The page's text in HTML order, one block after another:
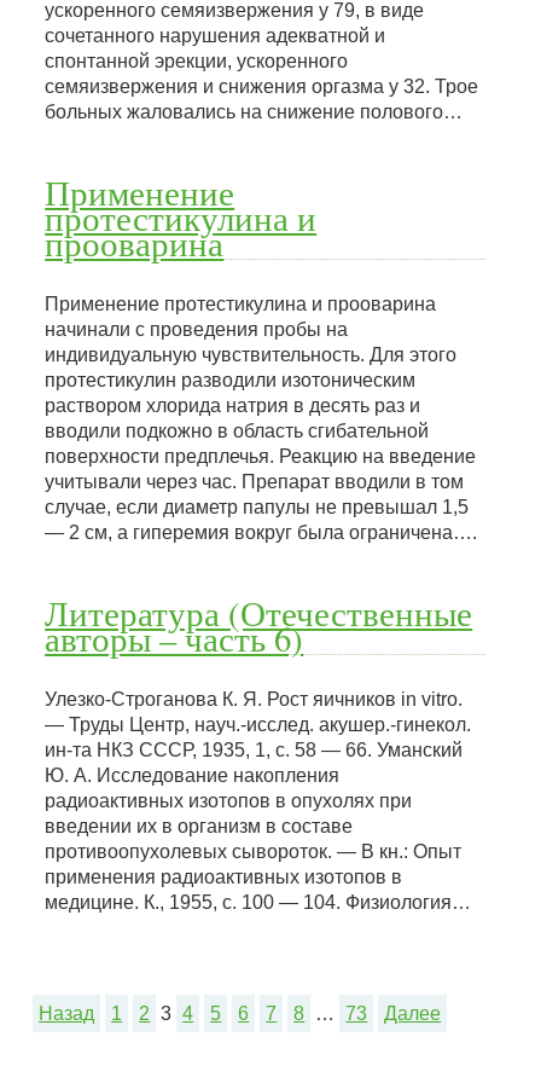
ускоренного семяизвержения у 79, в виде
сочетанного нарушения адекватной и
спонтанной эрекции, ускоренного
семяизвержения и снижения оргазма у 32. Трое
больных жаловались на снижение полового…
Применение
протестикулина и
прооварина
Применение протестикулина и прооварина
начинали с проведения пробы на
индивидуальную чувствительность. Для этого
протестикулин разводили изотоническим
раствором хлорида натрия в десять раз и
вводили подкожно в область сгибательной
поверхности предплечья. Реакцию на введение
учитывали через час. Препарат вводили в том
случае, если диаметр папулы не превышал 1,5
— 2 см, а гиперемия вокруг была ограничена….
Литература (Отечественные
авторы – часть 6)
Улезко-Строганова К. Я. Рост яичников in vitro.
— Труды Центр, науч.-исслед. акушер.-гинекол.
ин-та НКЗ СССР, 1935, 1, с. 58 — 66. Уманский
Ю. А. Исследование накопления
радиоактивных изотопов в опухолях при
введении их в организм в составе
противоопухолевых сывороток. — В кн.: Опыт
применения радиоактивных изотопов в
медицине. К., 1955, с. 100 — 104. Физиология…
Назад 1 2 3 4 5 6 7 8 … 73 Далее